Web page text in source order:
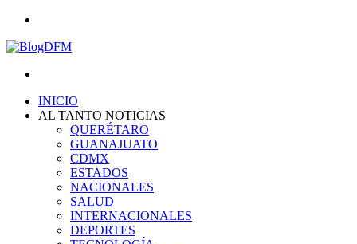
INICIO
AL TANTO NOTICIAS
QUERÉTARO
GUANAJUATO
CDMX
ESTADOS
NACIONALES
SALUD
INTERNACIONALES
DEPORTES